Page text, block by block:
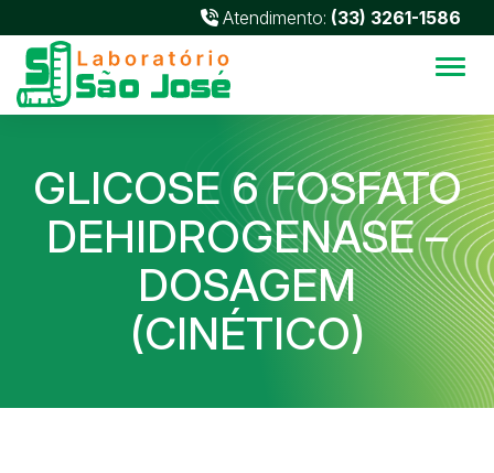
Atendimento: (33) 3261-1586
GLICOSE 6 FOSFATO
DEHIDROGENASE –
DOSAGEM
(CINÉTICO)